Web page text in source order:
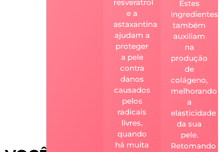
resveratrol
e a
astaxantina
ajudam a
proteger
a pele
contra
danos
causados
pelos
radicais
livres,
quando
há muita
Estes
ingredientes
também
auxiliam
na
produção
de
colágeno,
melhorando
a
elasticidade
da sua
pele.
Retomando